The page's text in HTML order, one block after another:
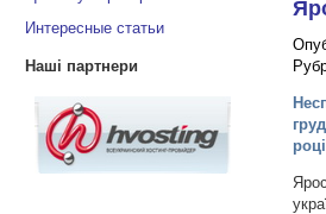
Интересные статьи
Наші партнери